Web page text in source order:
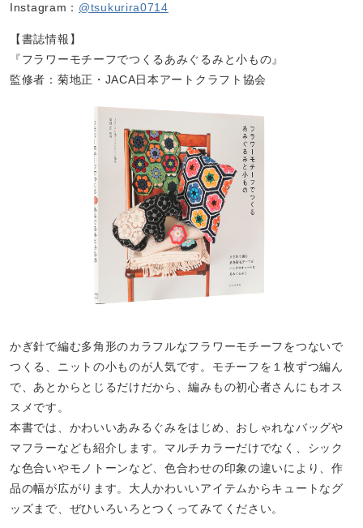
Instagram： @tsukurira0714
【書誌情報】
『フラワーモチーフでつくるあみぐるみと小もの』
監修者：菊地正・JACA日本アートクラフト協会
かぎ針で編む多角形のカラフルなフラワーモチーフをつないで
つくる、ニットの小ものが人気です。モチーフを１枚ずつ編ん
で、あとからとじるだけだから、編みもの初心者さんにもオス
スメです。
本書では、かわいいあみるぐみをはじめ、おしゃれなバッグや
マフラーなども紹介します。マルチカラーだけでなく、シック
な色合いやモノトーンなど、色合わせの印象の違いにより、作
品の幅が広がります。大人かわいいアイテムからキュートなグ
ッズまで、ぜひいろいろとつくってみてください。